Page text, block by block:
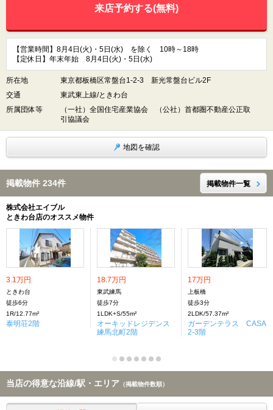
来店予約する(無料)
【営業時間】8月4日(火)・5日(水) を除く 10時～18時
【定休日】年末年始 8月4日(火)・5日(水)
所在地
東京都板橋区常盤台1-2-3 新光常盤台ビル2F
交通
東武東上線/ときわ台
所属団体等
（一社）全国住宅産業協会 （公社）首都圏不動産公正取
引協議会
地図を確認
掲載物件 234件 掲載物件一覧
株式会社エイブル
ときわ台店のオススメ物件
3.1万円
ときわ台
徒歩6分
1R/12.77m²
泰明荘2階
18.7万円
東武練馬
徒歩7分
1LDK+S/55m²
オーキッドレジデンス
練馬北町2階
17万円
上板橋
徒歩3分
2LDK/57.37m²
ガーデンテラス CASA
2-3階
当店の得意な沿線/駅・エリア （掲載物件数順）